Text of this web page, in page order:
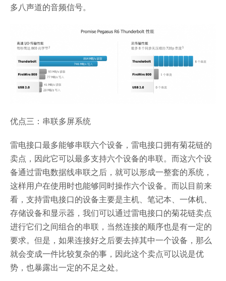
多八声道的音频信号。
优点三：串联多屏系统
雷电接口最多能够串联六个设备， 雷电接口拥有菊花链的
卖点，因此它可以最多支持六个设备的串联。而这六个设
备通过雷电数据线串联之后，就可以形成一整套的系统，
这样用户在使用时也能够同时操作六个设备。而以目前来
看，支持雷电接口的设备主要是主机、笔记本、一体机、
存储设备和显示器，我们可以通过雷电接口的菊花链卖点
进行它们之间组合的串联，当然连接的顺序也是有一定的
要求。但是，如果连接好之后要去掉其中一个设备，那么
就会变成一件比较复杂的事，因此这个卖点可以说是优
势，也暴露出一定的不足之处。